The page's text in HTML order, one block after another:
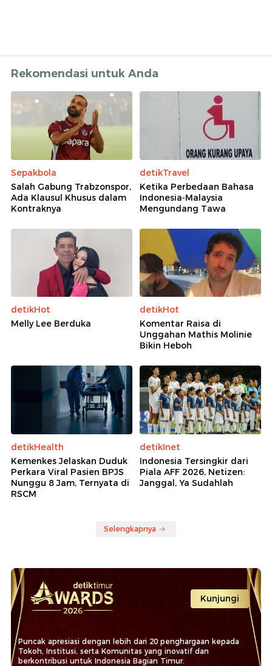
Rekomendasi untuk Anda
Sepakbola
Salah Gabung Trabzonspor,
Ada Klausul Khusus dalam
Kontraknya
detikTravel
Ketika Perbedaan Bahasa
Indonesia-Malaysia
Mengundang Tawa
detikHot
Melly Lee Berduka
detikHot
Komentar Raisa di
Unggahan Mathis Molinie
Bikin Heboh
detikHealth
Kemenkes Jelaskan Duduk
Perkara Viral Pasien BPJS
Nunggu 8 Jam, Ternyata di
RSCM
detikInet
Indonesia Tersingkir dari
Piala AFF 2026, Netizen:
Janggal, Ya Sudahlah
Selengkapnya
Kunjungi
Puncak apresiasi dengan lebih dari 20 penghargaan kepada
Tokoh, Institusi, serta Komunitas yang inovatif dan
berkontribusi untuk Indonesia Bagian Timur.